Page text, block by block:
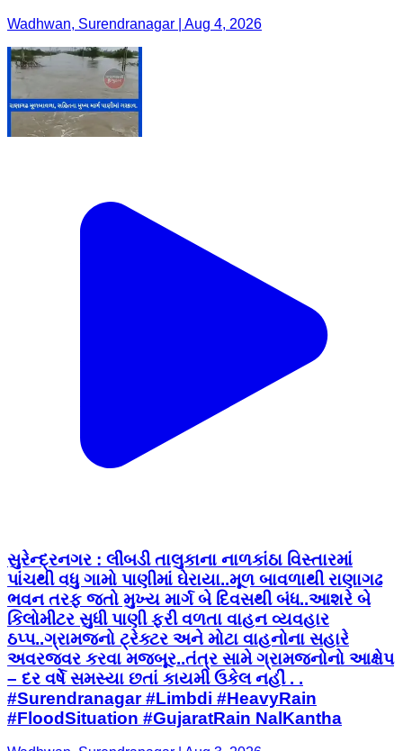
Wadhwan, Surendranagar | Aug 4, 2026
સુરેન્દ્રનગર : લીંબડી તાલુકાના નાળકાંઠા વિસ્તારમાં
પાંચથી વધુ ગામો પાણીમાં ઘેરાયા..મૂળ બાવળાથી રાણાગઢ
ભવન તરફ જતો મુખ્ય માર્ગ બે દિવસથી બંધ..આશરે બે
કિલોમીટર સુધી પાણી ફરી વળતા વાહન વ્યવહાર
ઠપ્પ..ગ્રામજનો ટ્રેક્ટર અને મોટા વાહનોના સહારે
અવરજવર કરવા મજબૂર..તંત્ર સામે ગ્રામજનોનો આક્ષેપ
– દર વર્ષે સમસ્યા છતાં કાયમી ઉકેલ નહીં . .
#Surendranagar #Limbdi #HeavyRain
#FloodSituation #GujaratRain NalKantha